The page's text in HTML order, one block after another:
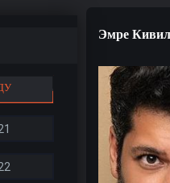
Эмре